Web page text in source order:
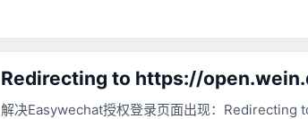
Redirecting to https://
解决Easywechat授权登录页面出现：Redirecting